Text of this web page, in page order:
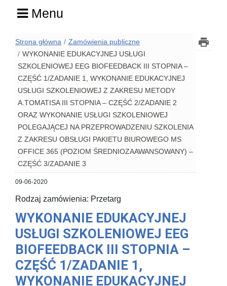
Menu
Strona główna
Zamówienia publiczne
WYKONANIE EDUKACYJNEJ USŁUGI
SZKOLENIOWEJ EEG BIOFEEDBACK III STOPNIA –
CZĘŚĆ 1/ZADANIE 1, WYKONANIE EDUKACYJNEJ
USŁUGI SZKOLENIOWEJ Z ZAKRESU METODY
A.TOMATISA III STOPNIA – CZĘŚĆ 2/ZADANIE 2
ORAZ WYKONANIE USŁUGI SZKOLENIOWEJ
POLEGAJĄCEJ NA PRZEPROWADZENIU SZKOLENIA
Z ZAKRESU OBSŁUGI PAKIETU BIUROWEGO MS
OFFICE 365 (POZIOM ŚREDNIOZAAWANSOWANY) –
CZĘŚĆ 3/ZADANIE 3
09-06-2020
Rodzaj zamówienia: Przetarg
WYKONANIE EDUKACYJNEJ
USŁUGI SZKOLENIOWEJ EEG
BIOFEEDBACK III STOPNIA –
CZĘŚĆ 1/ZADANIE 1,
WYKONANIE EDUKACYJNEJ